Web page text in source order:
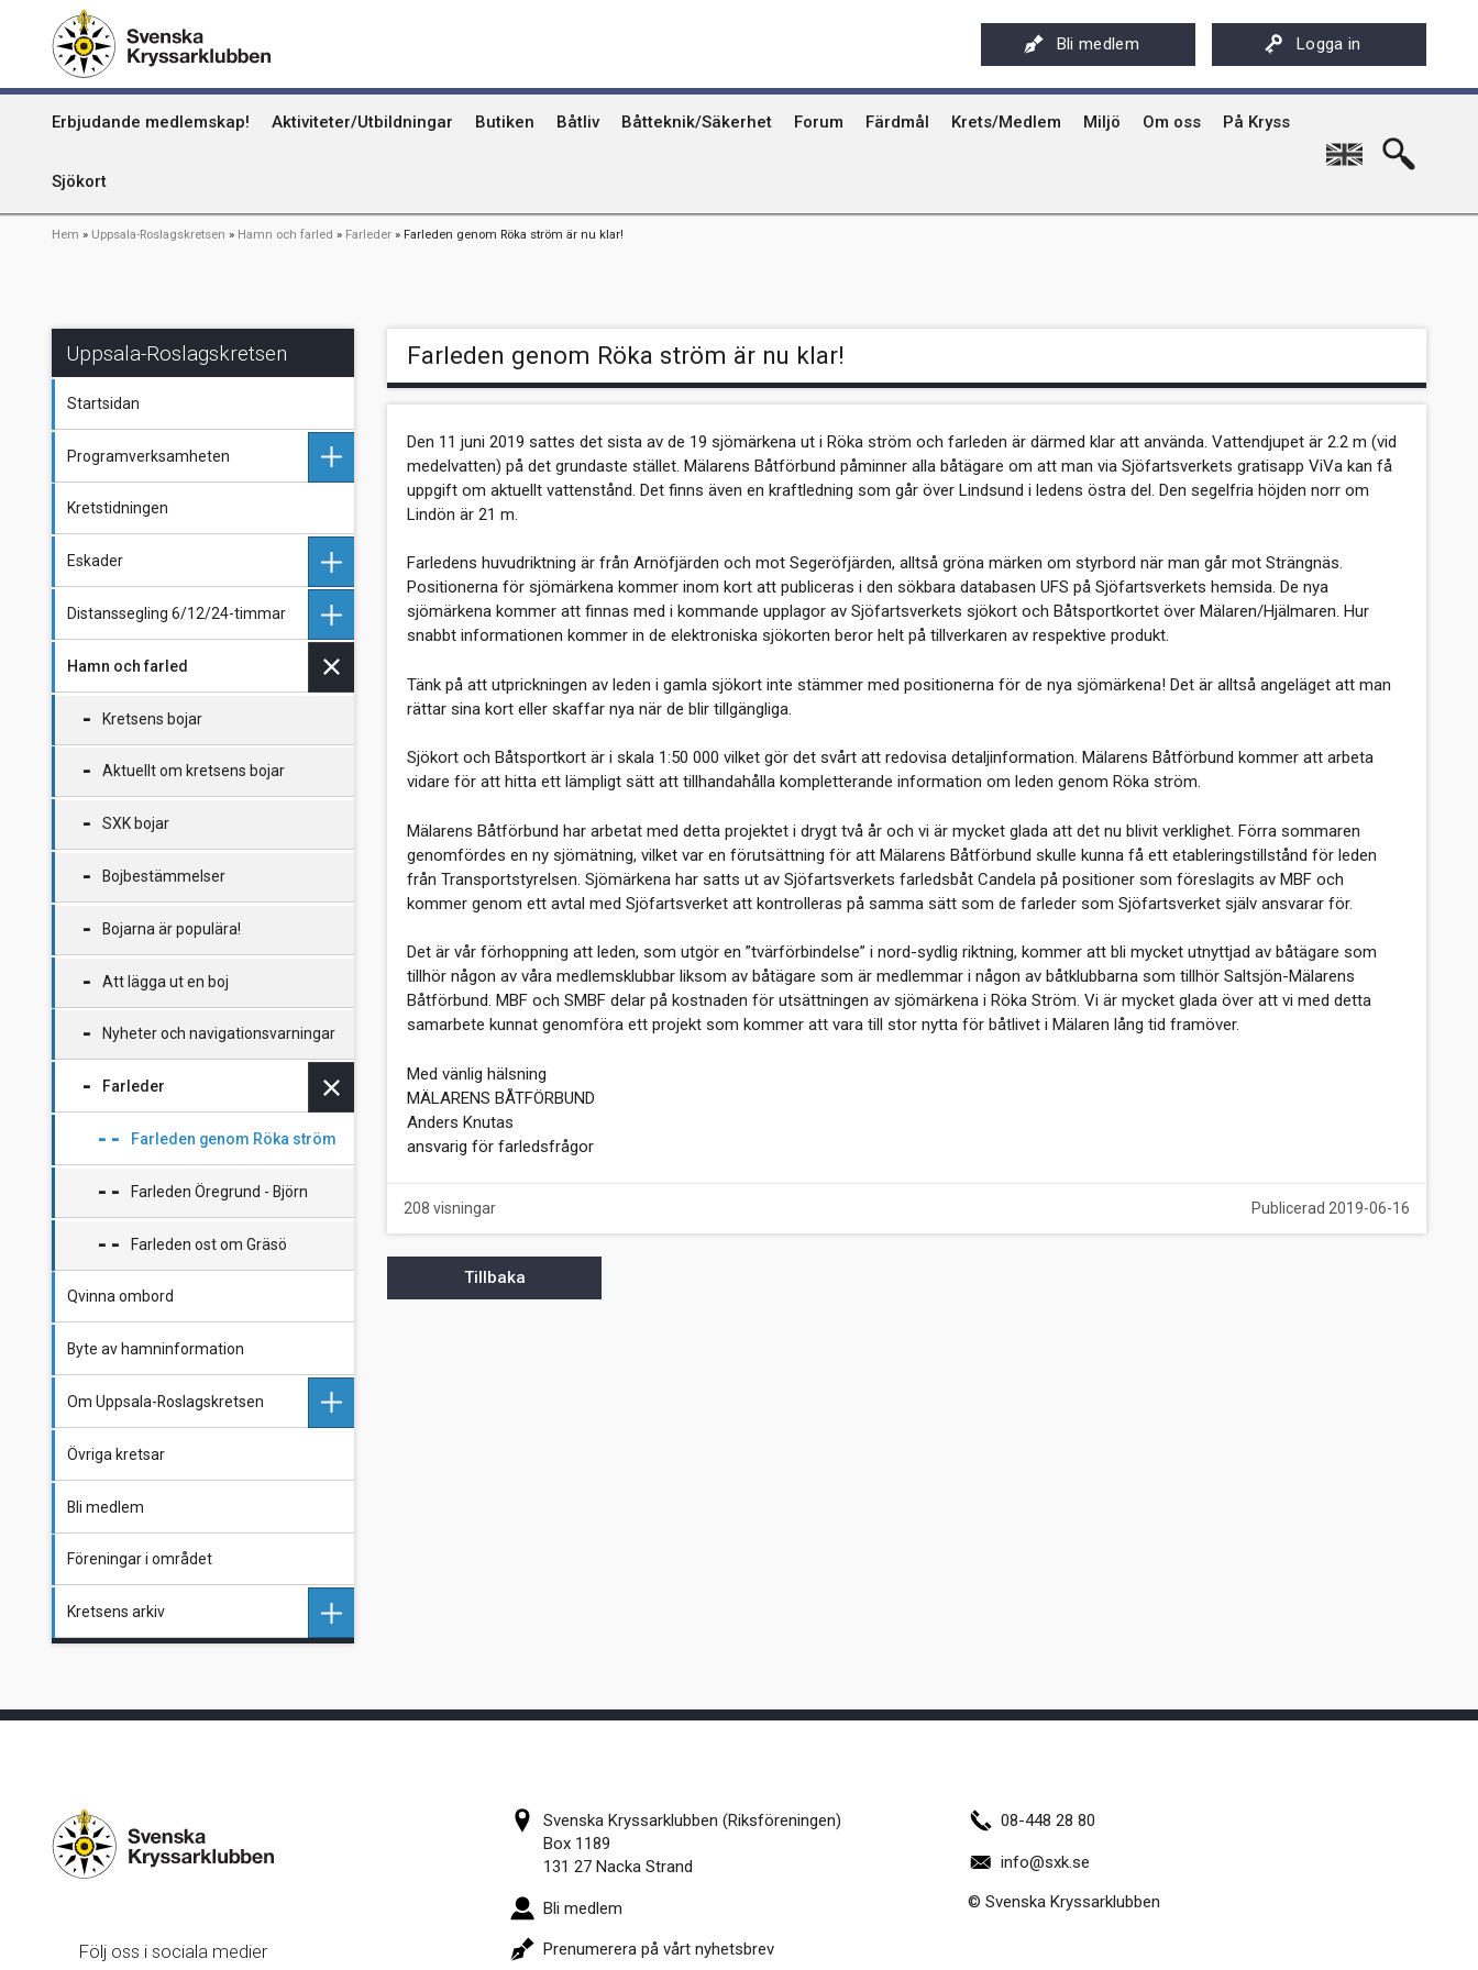
huvudinnehåll
Bli medlem Logga in
Erbjudande medlemskap! Aktiviteter/Utbildningar Butiken Båtliv
Toalettavfall och sjömackar
Båtteknik/Säkerhet Forum Färdmål
Stockholms skärgård
Krets/Medlem
Uthyrning av Kryssarklubbens IF-båtar och kajaker
Miljö Om oss
Svenska Kryssarklubben 100 år
På Kryss
På Kryss historia
Kryssarklubbens nyhetsbrev
Sjökort
Kummel
Uthamn
Naturhamn
English
Länkstig
Hem Uppsala-Roslagskretsen Hamn och farled Farleder Farleden genom Röka ström är nu klar!
Uppsala-Roslagskretsen
Startsidan
Programverksamheten
Vårens program 2026
Höstens program 2025
Länkar till tidigare programkvällar
Kretstidningen
Eskader
Rikseskader 2026 till Karlskrona
Skärgårdsegling 2026
Distanssegling 6/12/24-timmar
SEXan på Ekoln
Starthandlingar SEXan på
Resultat Vårkvarten 2025
Resultat Höstkvarten 2025
Singösexan
Information
Historik
Resultat Singösexorna
Hamn och farled
Kretsens bojar
Aktuellt om kretsens bojar
SXK bojar
Bojbestämmelser
Bojarna är populära!
Att lägga ut en boj
Nyheter och navigationsvarningar
Farleder
Farleden genom Röka ström
Farleden Öregrund - Björn
Farleden ost om Gräsö
Qvinna ombord
Byte av hamninformation
Om Uppsala-Roslagskretsen
Styrelsen
Kommittéer
Stadgar
Årsmöteshandlingar 2025
Övriga kretsar
Bli medlem
Föreningar i området
Kretsens arkiv
Äldre resultat 6/12/24-timmars
Farleden genom Röka ström är nu klar!
Den 11 juni 2019 sattes det sista av de 19 sjömärkena ut i Röka ström och farleden är därmed klar att använda. Vattendjupet är 2.2 m (vid
medelvatten) på det grundaste stället. Mälarens Båtförbund påminner alla båtägare om att man via Sjöfartsverkets gratisapp ViVa kan få
uppgift om aktuellt vattenstånd. Det finns även en kraftledning som går över Lindsund i ledens östra del. Den segelfria höjden norr om
Lindön är 21 m.
Farledens huvudriktning är från Arnöfjärden och mot Segeröfjärden, alltså gröna märken om styrbord när man går mot Strängnäs.
Positionerna för sjömärkena kommer inom kort att publiceras i den sökbara databasen UFS på Sjöfartsverkets hemsida. De nya
sjömärkena kommer att finnas med i kommande upplagor av Sjöfartsverkets sjökort och Båtsportkortet över Mälaren/Hjälmaren. Hur
snabbt informationen kommer in de elektroniska sjökorten beror helt på tillverkaren av respektive produkt.
Tänk på att utprickningen av leden i gamla sjökort inte stämmer med positionerna för de nya sjömärkena! Det är alltså angeläget att man
rättar sina kort eller skaffar nya när de blir tillgängliga.
Sjökort och Båtsportkort är i skala 1:50 000 vilket gör det svårt att redovisa detaljinformation. Mälarens Båtförbund kommer att arbeta
vidare för att hitta ett lämpligt sätt att tillhandahålla kompletterande information om leden genom Röka ström.
Mälarens Båtförbund har arbetat med detta projektet i drygt två år och vi är mycket glada att det nu blivit verklighet. Förra sommaren
genomfördes en ny sjömätning, vilket var en förutsättning för att Mälarens Båtförbund skulle kunna få ett etableringstillstånd för leden
från Transportstyrelsen. Sjömärkena har satts ut av Sjöfartsverkets farledsbåt Candela på positioner som föreslagits av MBF och
kommer genom ett avtal med Sjöfartsverket att kontrolleras på samma sätt som de farleder som Sjöfartsverket själv ansvarar för.
Det är vår förhoppning att leden, som utgör en ”tvärförbindelse” i nord-sydlig riktning, kommer att bli mycket utnyttjad av båtägare som
tillhör någon av våra medlemsklubbar liksom av båtägare som är medlemmar i någon av båtklubbarna som tillhör Saltsjön-Mälarens
Båtförbund. MBF och SMBF delar på kostnaden för utsättningen av sjömärkena i Röka Ström. Vi är mycket glada över att vi med detta
samarbete kunnat genomföra ett projekt som kommer att vara till stor nytta för båtlivet i Mälaren lång tid framöver.
Med vänlig hälsning
MÄLARENS BÅTFÖRBUND
Anders Knutas
ansvarig för farledsfrågor
208 visningar Publicerad 2019-06-16
Tillbaka
Följ oss i sociala medier
Svenska Kryssarklubben (Riksföreningen)
Box 1189
131 27 Nacka Strand
Bli medlem
Prenumerera på vårt nyhetsbrev
08-448 28 80
info@sxk.se
© Svenska Kryssarklubben